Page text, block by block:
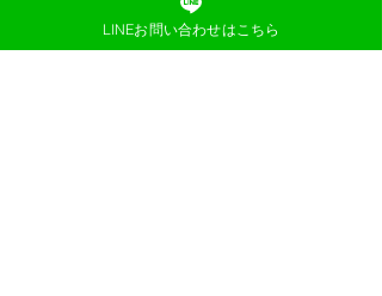
問い合わせ・見積もり依頼
依頼内容やゴミの量を伝えて
LINEお問い合わせはこちら